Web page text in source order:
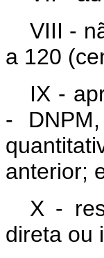
VIII -
a 120
IX -
-
anterior;
X -
direta ou